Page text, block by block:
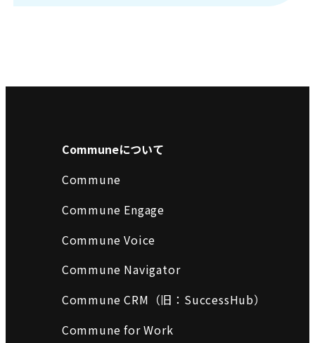
Communeについて
Commune
Commune Engage
Commune Voice
Commune Navigator
Commune CRM（旧：SuccessHub）
Commune for Work